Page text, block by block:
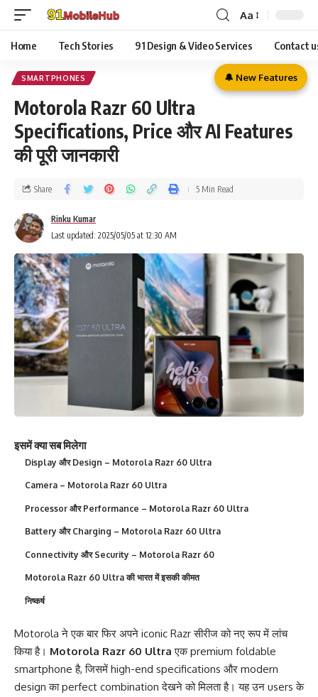
Aa
Home Tech Stories 91 Design & Video Services Contact
SMARTPHONES
Motorola Razr 60 Ultra
Specifications, Price और AI Features
की पूरी जानकारी
Last updated: 2025/05/05 at 12:30 AM
Rinku Kumar
Share 5 Min Read
इसमें क्या सब मिलेगा
Display और Design – Motorola Razr 60 Ultra
Camera – Motorola Razr 60 Ultra
Processor और Performance – Motorola Razr 60 Ultra
Battery और Charging – Motorola Razr 60 Ultra
Connectivity और Security – Motorola Razr 60
Motorola Razr 60 Ultra की भारत में इसकी कीमत
निष्कर्ष
Motorola ने एक बार फिर अपने iconic Razr सीरीज को नए रूप में लांच
किया है। Motorola Razr 60 Ultra एक premium foldable
smartphone है, जिसमें high-end specifications और modern
design का perfect combination देखने को मिलता है। यह उन users के
🔔 New Features